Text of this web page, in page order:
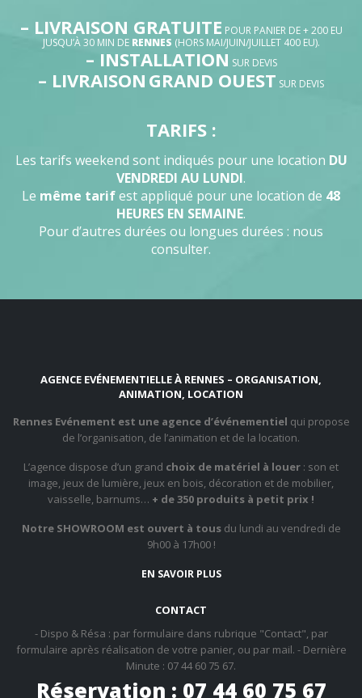
– LIVRAISON GRATUITE POUR PANIER DE + 200 EU
JUSQU’À 30 MIN DE RENNES (HORS MAI/JUIN/JUILLET 400 EU).
– INSTALLATION SUR DEVIS
– LIVRAISON GRAND OUEST SUR DEVIS
TARIFS :
Les tarifs weekend sont indiqués pour une location DU
VENDREDI AU LUNDI.
Le même tarifest appliqué pour une location de 48
HEURES EN SEMAINE.
Pour d’autres durées ou longues durées : nous
consulter.
AGENCE EVÉNEMENTIELLE À RENNES – ORGANISATION,
ANIMATION, LOCATION
Rennes Evénement est une agence d’événementiel qui propose
de l’organisation, de l’animation et de la location.
L’agence dispose d’un grand choix de matériel à louer : son et
image, jeux de lumière, jeux en bois, décoration et de mobilier,
vaisselle, barnums… + de 350 produits à petit prix !
Notre SHOWROOM est ouvert à tousdu lundi au vendredi de
9h00 à 17h00 !
EN SAVOIR PLUS
CONTACT
- Dispo & Résa : par formulaire dans rubrique "Contact", par
formulaire après réalisation de votre panier, ou par mail. - Dernière
Minute : 07 44 60 75 67.
Réservation : 07 44 60 75 67